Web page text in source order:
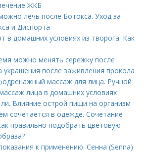
ЖКБ
лечь после Ботокса. Уход за
и Диспорта
в домашних условиях из творога. Как
можно менять сережку после
украшения после заживления прокола
массаж для лица. Ручной
лица в домашних условиях
Влияние острой пищи на организм
сочетается в одежде. Сочетание
правильно подобрать цветовую
к применению. Сенна (Senna)